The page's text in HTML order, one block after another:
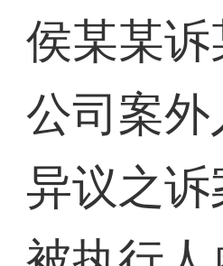
侯某某诉
公司案
异议之诉